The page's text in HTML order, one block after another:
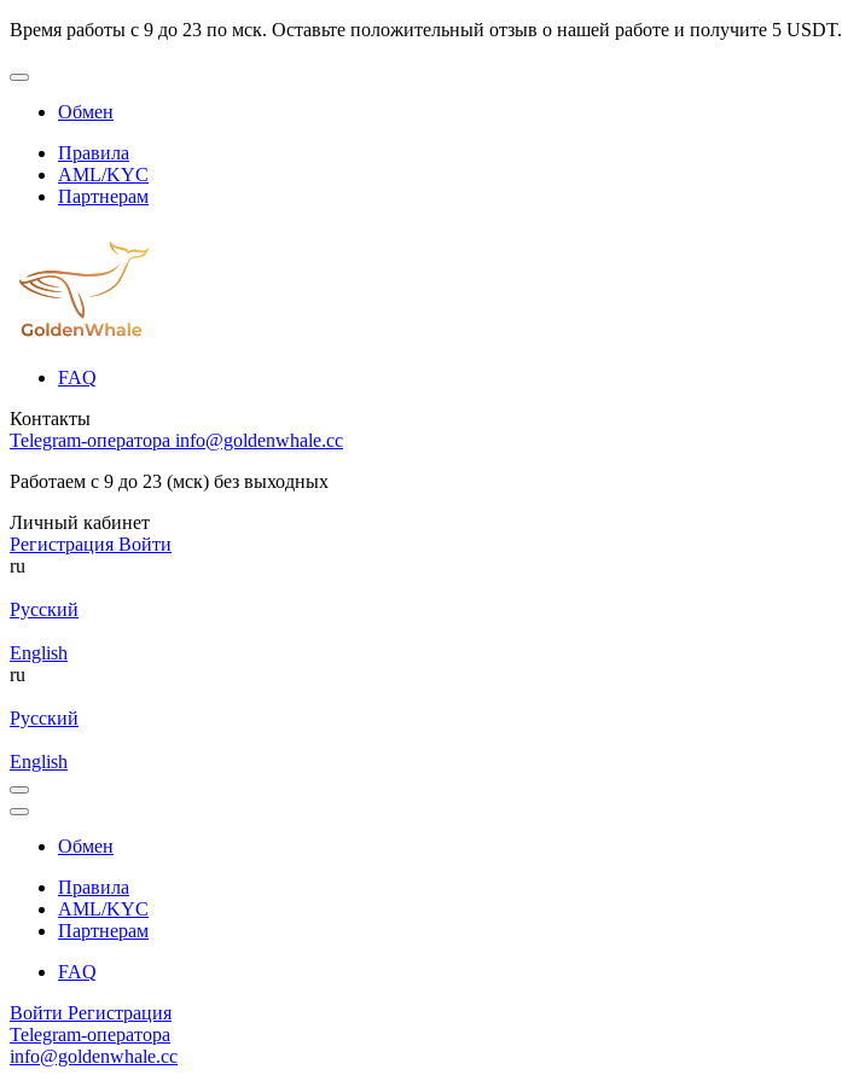
Время работы с 9 до 23 по мск. Оставьте положительный отзыв о нашей работе и получите 5 USDT.
Обмен
Правила
AML/KYC
Партнерам
FAQ
Контакты
Telegram-оператора info@goldenwhale.cc
Работаем с 9 до 23 (мск) без выходных
Личный кабинет
Регистрация Войти
ru
Русский
English
ru
Русский
English
Обмен
Правила
AML/KYC
Партнерам
FAQ
Войти Регистрация
Telegram-оператора
info@goldenwhale.cc